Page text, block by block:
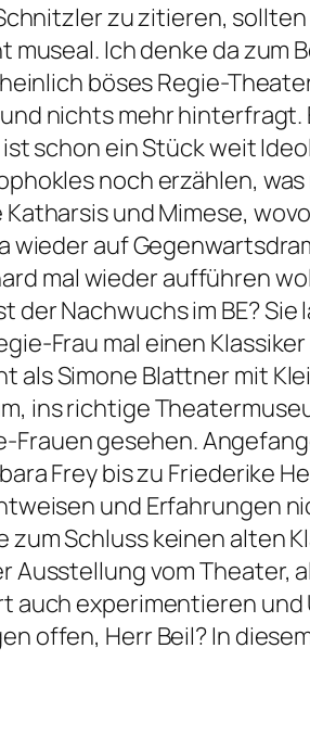
zu zitieren,
Ich denke da zum
böses Regie-
nichts mehr
schon ein Stück weit
noch erzählen,
und Mimese,
wieder auf
mal wieder aufführen
Nachwuchs im BE?
Frau mal einen
als Simone Blattner mit
ins richtige
gesehen.
Frey bis zu Friederike
und Erfahrungen
Schluss keinen alten
vom Theater,
auch experimentieren und
offen, Herr Beil? In